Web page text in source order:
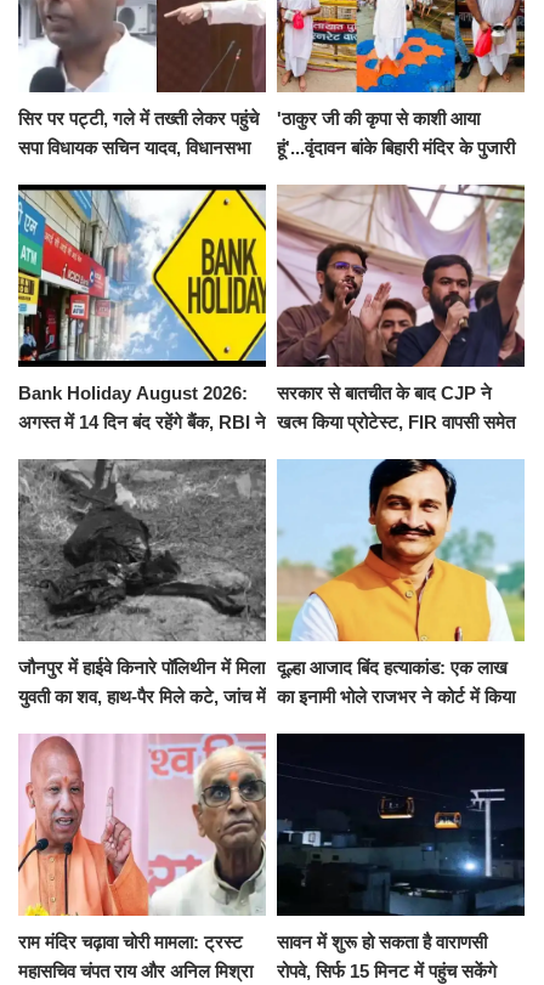
सिर पर पट्टी, गले में तख्ती लेकर पहुंचे
सपा विधायक सचिन यादव, विधानसभा
निलंबित
'ठाकुर जी की कृपा से काशी आया
हूं'...वृंदावन बांके बिहारी मंदिर के पुजारी
जलाभिषेक
Bank Holiday August 2026:
अगस्त में 14 दिन बंद रहेंगे बैंक, RBI ने
सरकार से बातचीत के बाद CJP ने
खत्म किया प्रोटेस्ट, FIR वापसी समेत
जौनपुर में हाईवे किनारे पॉलिथीन में मिला
युवती का शव, हाथ-पैर मिले कटे, जांच में
दूल्हा आजाद बिंद हत्याकांड: एक लाख
का इनामी भोले राजभर ने कोर्ट में किया
राम मंदिर चढ़ावा चोरी मामला: ट्रस्ट
महासचिव चंपत राय और अनिल मिश्रा
सावन में शुरू हो सकता है वाराणसी
रोपवे, सिर्फ 15 मिनट में पहुंच सकेंगे